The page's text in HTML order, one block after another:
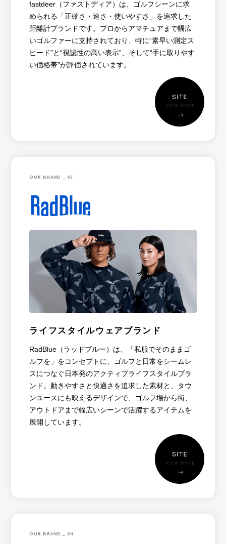
fastdeer（ファストディア）は、ゴルフシーンに求
められる「正確さ・速さ・使いやすさ」を追求した
距離計ブランドです。プロからアマチュアまで幅広
いゴルファーに支持されており、特に“素早い測定ス
ピード”と“視認性の高い表示”、そして“手に取りやす
い価格帯”が評価されています。
OUR BRAND _ 07
ライフスタイルウェアブランド
RadBlue（ラッドブルー）は、「私服でそのままゴ
ルフを」をコンセプトに、ゴルフと日常をシームレ
スにつなぐ日本発のアクティブライフスタイルブラ
ンド。動きやすさと快適さを追求した素材と、タウ
ンユースにも映えるデザインで、ゴルフ場から街、
アウトドアまで幅広いシーンで活躍するアイテムを
展開しています。
OUR BRAND _ 04